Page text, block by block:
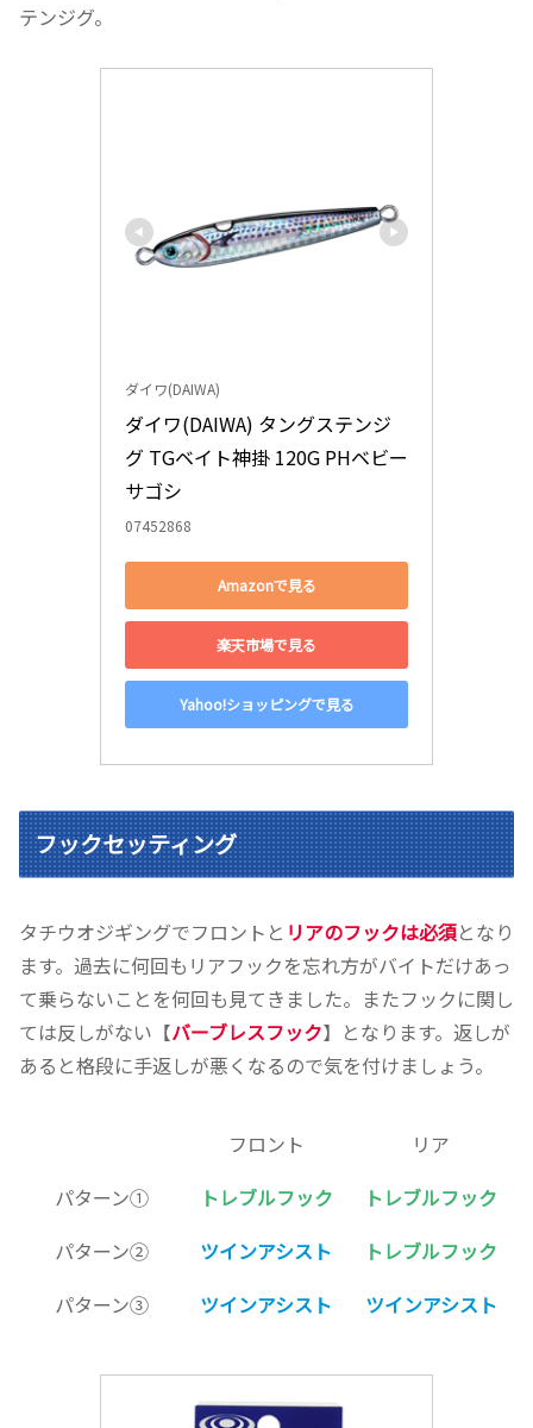
テンジグ。
ダイワ(DAIWA)
ダイワ(DAIWA) タングステンジ
グ TGベイト神掛 120G PHベビー
サゴシ
07452868
Amazonで見る
楽天市場で見る
Yahoo!ショッピングで見る
フックセッティング
タチウオジギングでフロントと リアのフックは必須となり
ます。過去に何回もリアフックを忘れ方がバイトだけあっ
て乗らないことを何回も見てきました。またフックに関し
ては反しがない【バーブレスフック】となります。返しが
あると格段に手返しが悪くなるので気を付けましょう。
フロント
リア
パターン①
トレブルフック
トレブルフック
パターン②
ツインアシスト
トレブルフック
パターン③
ツインアシスト ツインアシスト